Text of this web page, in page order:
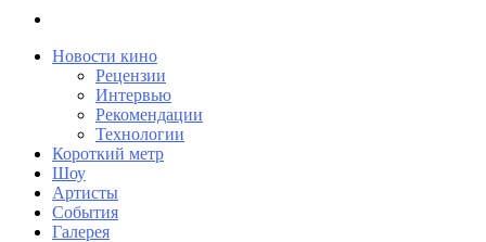
Новости кино
Рецензии
Интервью
Рекомендации
Технологии
Короткий метр
Шоу
Артисты
События
Галерея